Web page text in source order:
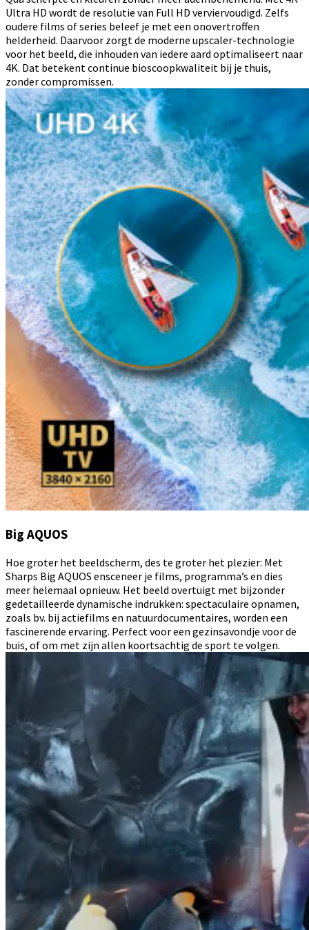
Ultra HD wordt de resolutie van Full HD verviervoudigd. Zelfs
oudere films of series beleef je met een onovertroffen
helderheid. Daarvoor zorgt de moderne upscaler-technologie
voor het beeld, die inhouden van iedere aard optimaliseert naar
4K. Dat betekent continue bioscoopkwaliteit bij je thuis,
zonder compromissen.
Big AQUOS
Hoe groter het beeldscherm, des te groter het plezier: Met
Sharps Big AQUOS ensceneer je films, programma’s en dies
meer helemaal opnieuw. Het beeld overtuigt met bijzonder
gedetailleerde dynamische indrukken: spectaculaire opnamen,
zoals bv. bij actiefilms en natuurdocumentaires, worden een
fascinerende ervaring. Perfect voor een gezinsavondje voor de
buis, of om met zijn allen koortsachtig de sport te volgen.